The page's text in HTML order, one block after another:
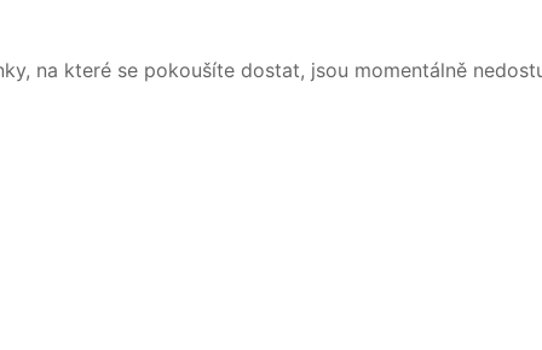
na které se pokoušíte dostat, jsou momentálně